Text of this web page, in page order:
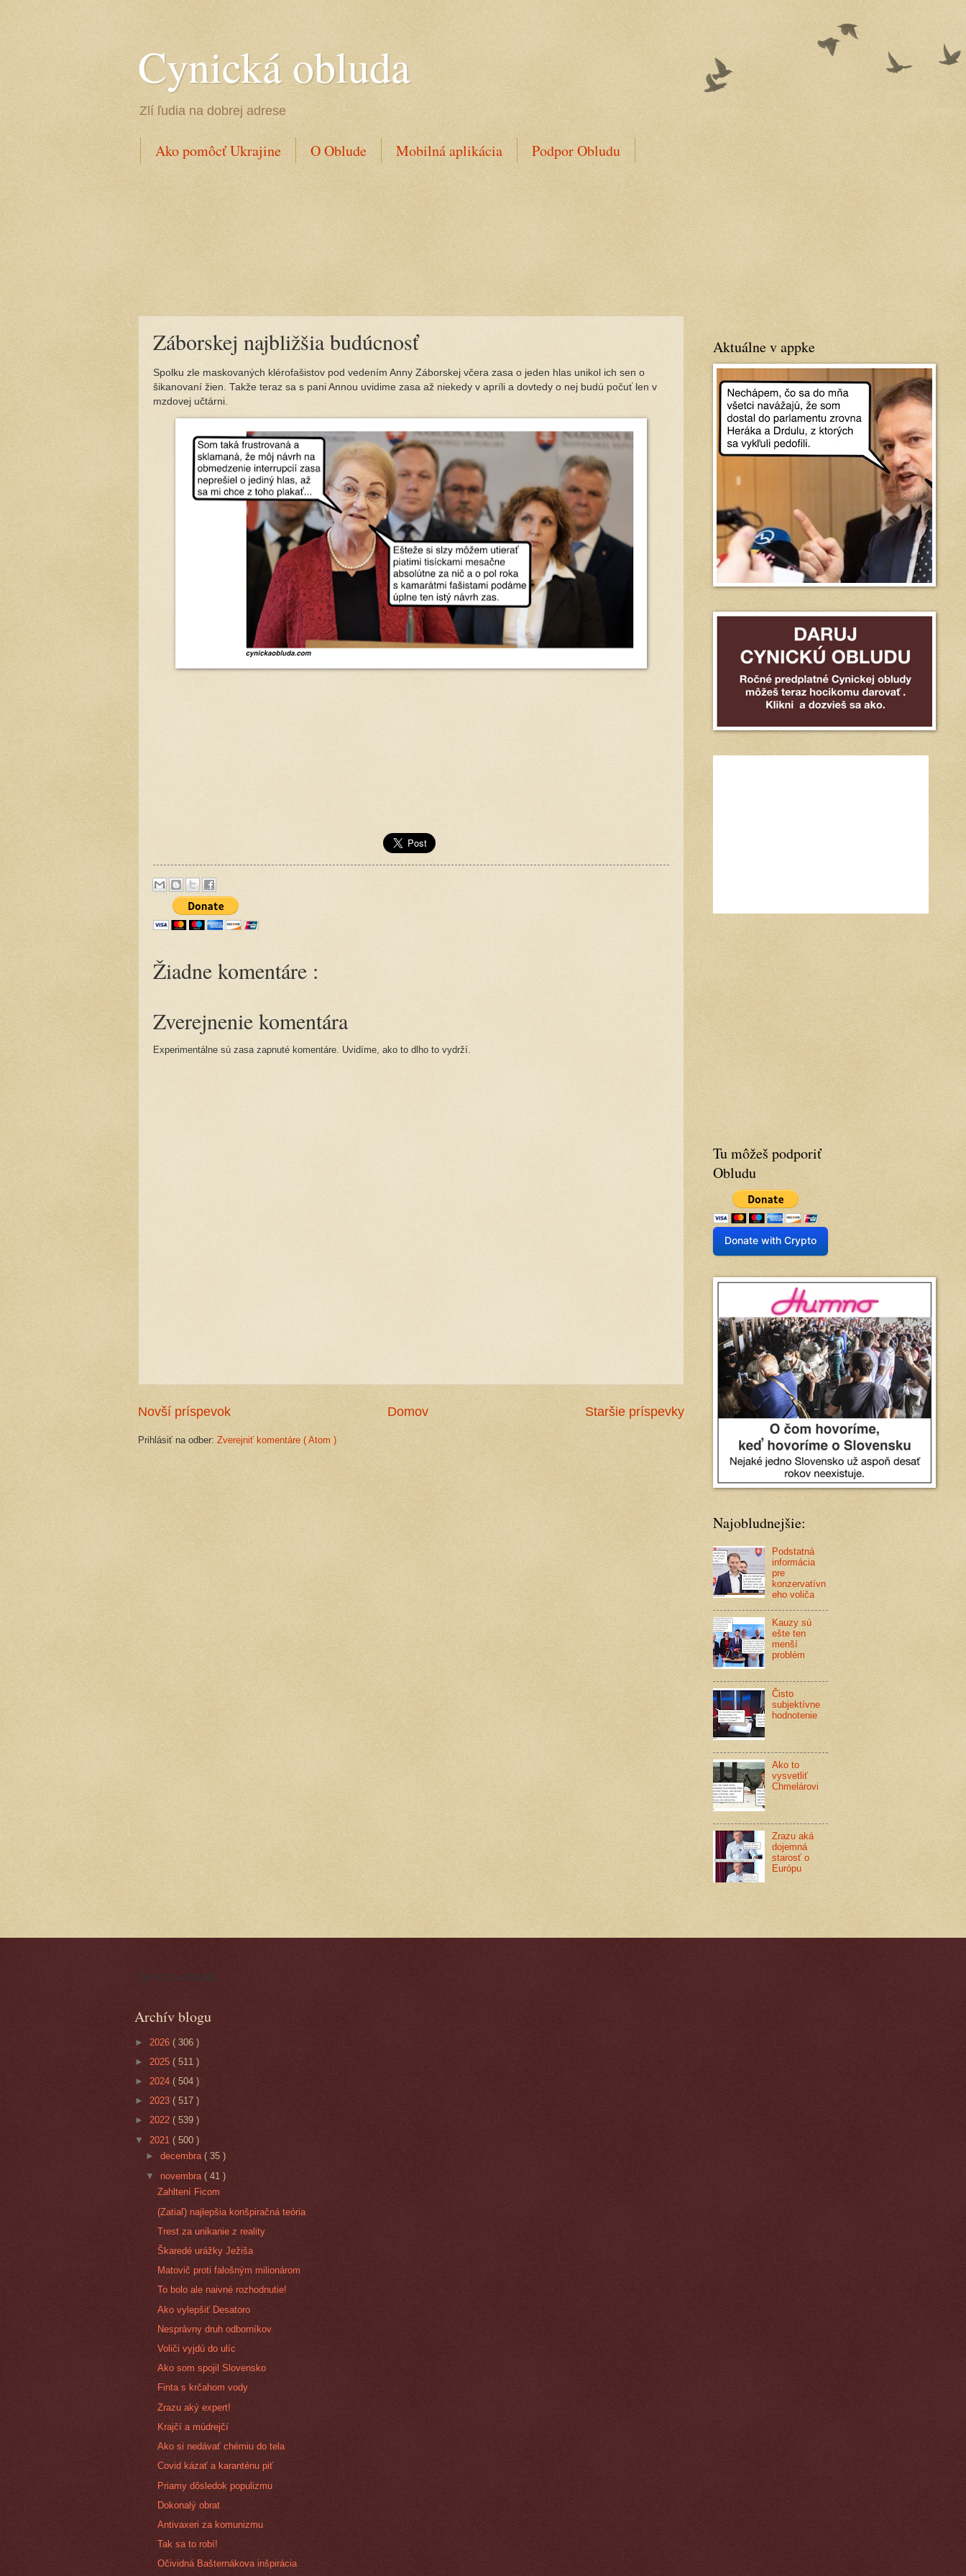
Cynická obluda
Zlí ľudia na dobrej adrese
Ako pomôcť Ukrajine O Oblude Mobilná aplikácia Podpor Obludu
Záborskej najbližšia budúcnosť
Spolku zle maskovaných klérofašistov pod vedením Anny Záborskej včera zasa o jeden hlas unikol ich sen o
šikanovaní žien. Takže teraz sa s pani Annou uvidime zasa až niekedy v apríli a dovtedy o nej budú počuť len v
mzdovej učtárni.
Žiadne komentáre :
Zverejnenie komentára
Experimentálne sú zasa zapnuté komentáre. Uvidíme, ako to dlho to vydrží.
Novší príspevok Staršie príspevky
Domov
Prihlásiť na odber: Zverejniť komentáre ( Atom )
Aktuálne v appke
Tu môžeš podporiť
Obludu
Donate with Crypto
Najobludnejšie:
Podstatná
informácia
pre
konzervatívn
eho voliča
Kauzy sú
ešte ten
menší
problém
Čisto
subjektívne
hodnotenie
Ako to
vysvetliť
Chmelárovi
Zrazu aká
dojemná
starosť o
Európu
Cynická obluda
Archív blogu
► 2026 ( 306 )
► 2025 ( 511 )
► 2024 ( 504 )
► 2023 ( 517 )
► 2022 ( 539 )
▼ 2021 ( 500 )
►decembra( 35 )
▼novembra( 41 )
Zahltení Ficom
(Zatiaľ) najlepšia konšpiračná teória
Trest za unikanie z reality
Škaredé urážky Ježiša
Matovič proti falošným milionárom
To bolo ale naivné rozhodnutie!
Ako vylepšiť Desatoro
Nesprávny druh odborníkov
Voliči vyjdú do ulíc
Ako som spojil Slovensko
Finta s krčahom vody
Zrazu aký expert!
Krajčí a múdrejčí
Ako si nedávať chémiu do tela
Covid kázať a karanténu piť
Priamy dôsledok populizmu
Dokonalý obrat
Antivaxeri za komunizmu
Tak sa to robí!
Očividná Bašternákova inšpirácia